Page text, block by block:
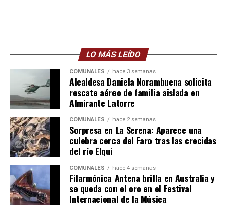
LO MÁS LEÍDO
COMUNALES hace 3 semanas
Alcaldesa Daniela Norambuena solicita
rescate aéreo de familia aislada en
Almirante Latorre
COMUNALES hace 2 semanas
Sorpresa en La Serena: Aparece una
culebra cerca del Faro tras las crecidas
del río Elqui
COMUNALES hace 4 semanas
Filarmónica Antena brilla en Australia y
se queda con el oro en el Festival
Internacional de la Música